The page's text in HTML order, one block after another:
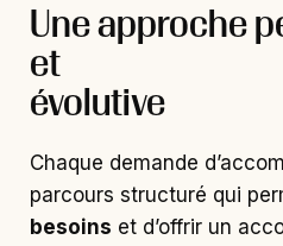
Une approche
et
évolutive
Chaque demande
parcours structuré qui
besoins et d’offrir un